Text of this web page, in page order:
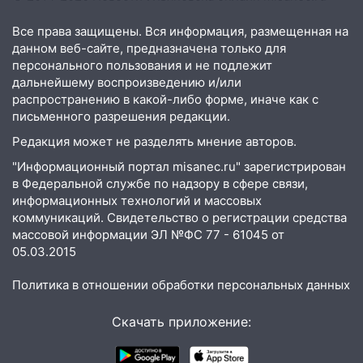
08:22 Подросток на питбайке сбил
велосипедистку: пострадали двое
07:20 Жара возвращается: ожидается
знойный и сухой четверг
06:00
Под Ульяновском при развороте
пострадал 38-летний водитель
иномарки
05:00 «Каждая пятая женщина и каждый
второй мужчина в мире сталкиваются с
алопецией»: врач рассказал, чем может
быть вызвано облысение и как с этим
справиться
принесет прилив творческой энергии и
отличные шансы исправить старые
Все права защищены. Вся информация, размещенная на
данном веб-сайте, предназначена только для
персонального пользования и не подлежит
дальнейшему воспроизведению и/или
распространению в какой-либо форме, иначе как с
письменного разрешения редакции.
Редакция может не разделять мнение авторов.
"Информационный портал misanec.ru" зарегистрирован
в Федеральной службе по надзору в сфере связи,
информационных технологий и массовых
коммуникаций. Свидетельство о регистрации средства
массовой информации ЭЛ №ФС 77 - 61045 от
05.03.2015
Политика в отношении обработки персональных данных
Скачать приложение: